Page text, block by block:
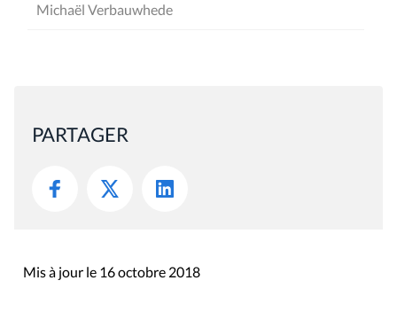
Michaël Verbauwhede
PARTAGER
Mis à jour le 16 octobre 2018